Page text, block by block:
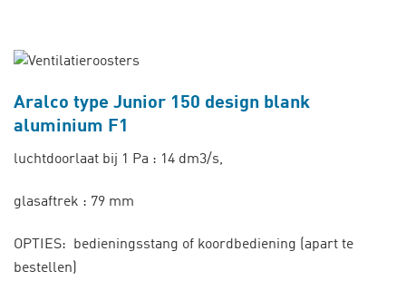
Aralco type Junior 150 design blank
aluminium F1
luchtdoorlaat bij 1 Pa : 14 dm3/s,
glasaftrek : 79 mm
OPTIES: bedieningsstang of koordbediening (apart te
bestellen)